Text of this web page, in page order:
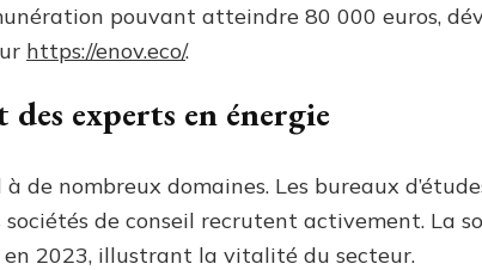
pouvant atteindre 80 000 euros,
https://enov.eco/.
experts en énergie
à de nombreux domaines. Les bureaux
de conseil recrutent activement. La
2023, illustrant la vitalité du secteur.